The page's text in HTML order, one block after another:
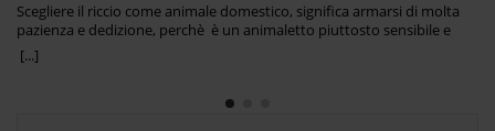
Scegliere il riccio come animale domestico, significa armarsi di molta
pazienza e dedizione, perchè è un animaletto piuttosto sensibile e
solitario e non ama troppe coccole. Il riccio è un piccolo mammifero
molto diffuso in campagna, noto per i suoi aculei, che di fatto non
in caso di pericolo. Il riccio ha un musetto decisamente simpatico, ed è
[...]